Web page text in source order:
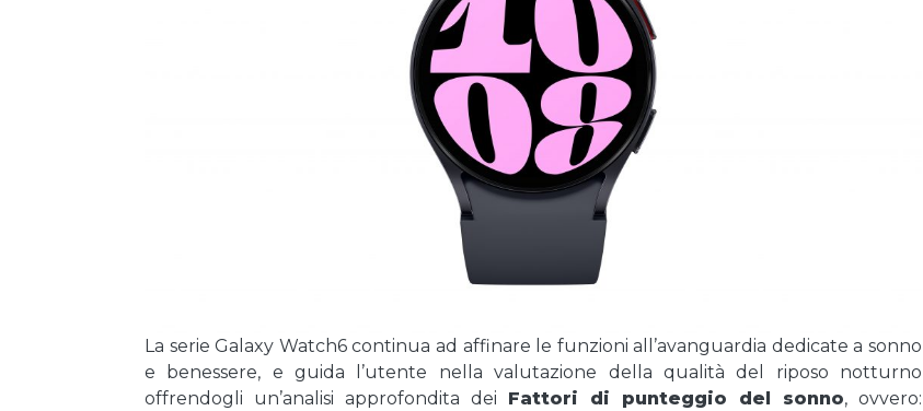
La serie Galaxy Watch6 continua ad affinare le funzioni all’avanguardia dedicate a sonno
e benessere, e guida l’utente nella valutazione della qualità del riposo notturno
offrendogli un’analisi approfondita dei Fattori di punteggio del sonno, ovvero: